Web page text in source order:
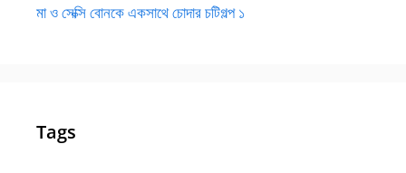
মা ও সেক্সি বোনকে একসাথে চোদার চটিগল্প ১
Tags